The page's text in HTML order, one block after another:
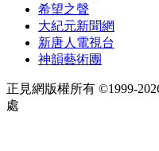
希望之聲
大紀元新聞網
新唐人電視台
神韻藝術團
正見網版權所有 ©1999-
處